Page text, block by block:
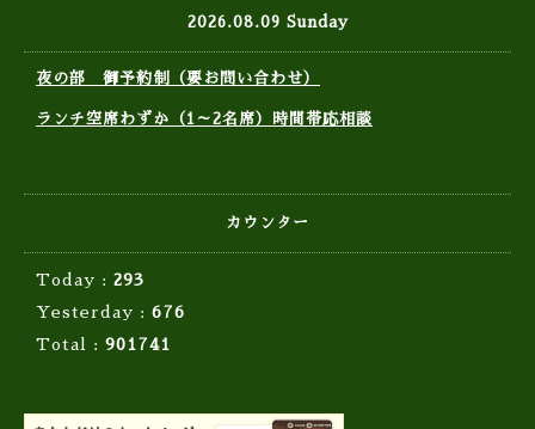
2026.08.09 Sunday
夜の部 御予約制（要お問い合わせ）
ランチ空席わずか（1～2名席）時間帯応相談
カウンター
Today : 293
Yesterday : 676
Total : 901741